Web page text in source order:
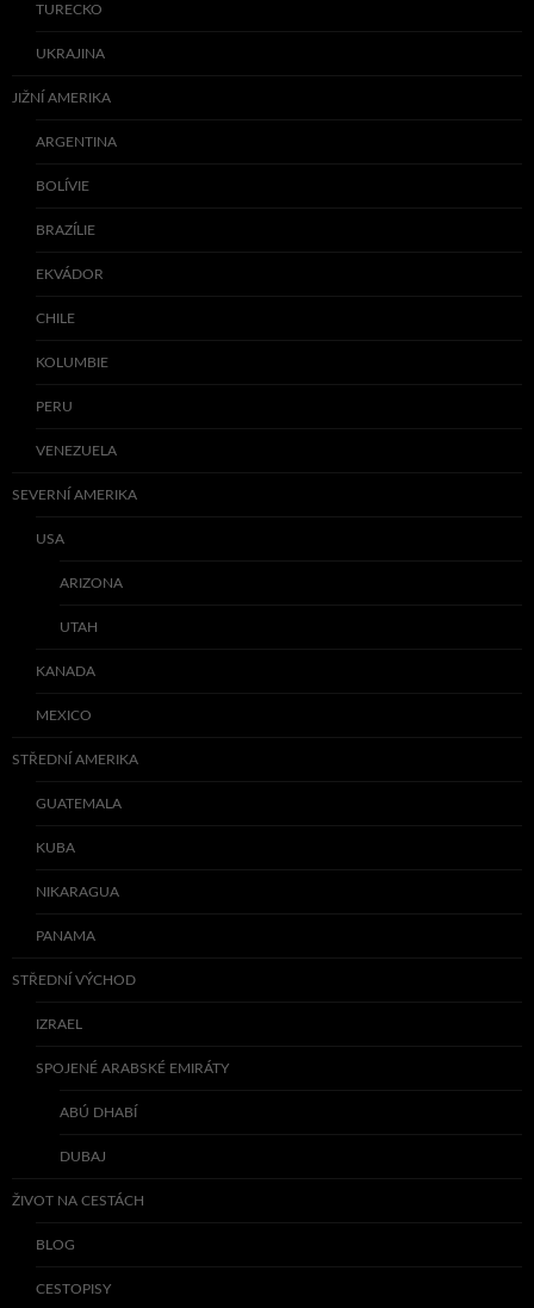
TURECKO
UKRAJINA
JIŽNÍ AMERIKA
ARGENTINA
BOLÍVIE
BRAZÍLIE
EKVÁDOR
CHILE
KOLUMBIE
PERU
VENEZUELA
SEVERNÍ AMERIKA
USA
ARIZONA
UTAH
KANADA
MEXICO
STŘEDNÍ AMERIKA
GUATEMALA
KUBA
NIKARAGUA
PANAMA
STŘEDNÍ VÝCHOD
IZRAEL
SPOJENÉ ARABSKÉ EMIRÁTY
ABÚ DHABÍ
DUBAJ
ŽIVOT NA CESTÁCH
BLOG
CESTOPISY